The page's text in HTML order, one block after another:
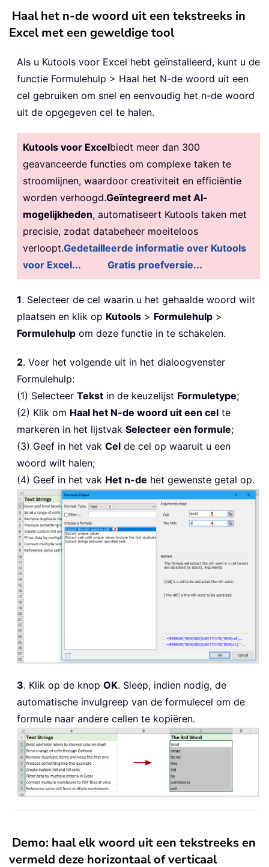
Haal het n-de woord uit een tekstreeks in
Excel met een geweldige tool
Als u Kutools voor Excel hebt geïnstalleerd, kunt u de
functie Formulehulp > Haal het N-de woord uit een
cel gebruiken om snel en eenvoudig het n-de woord
uit de opgegeven cel te halen.
Kutools voor Excelbiedt meer dan 300
geavanceerde functies om complexe taken te
stroomlijnen, waardoor creativiteit en efficiëntie
worden verhoogd.Geïntegreerd met AI-
mogelijkheden, automatiseert Kutools taken met
precisie, zodat databeheer moeiteloos
verloopt.Gedetailleerde informatie over Kutools
voor Excel...
Gratis proefversie...
1. Selecteer de cel waarin u het gehaalde woord wilt
plaatsen en klik op Kutools > Formulehulp >
Formulehulp om deze functie in te schakelen.
2. Voer het volgende uit in het dialoogvenster
Formulehulp:
(1) Selecteer Tekst in de keuzelijst Formuletype;
(2) Klik om Haal het N-de woord uit een cel te
markeren in het lijstvak Selecteer een formule;
(3) Geef in het vak Cel de cel op waaruit u een
woord wilt halen;
(4) Geef in het vak Het n-de het gewenste getal op.
3. Klik op de knop OK. Sleep, indien nodig, de
automatische invulgreep van de formulecel om de
formule naar andere cellen te kopiëren.
Demo: haal elk woord uit een tekstreeks en
vermeld deze horizontaal of verticaal